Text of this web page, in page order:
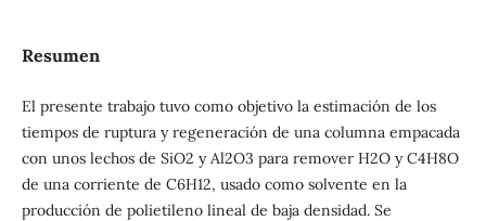
Resumen
El presente trabajo tuvo como objetivo la estimación de los
tiempos de ruptura y regeneración de una columna empacada
con unos lechos de SiO2 y Al2O3 para remover H2O y C4H8O
de una corriente de C6H12, usado como solvente en la
producción de polietileno lineal de baja densidad. Se